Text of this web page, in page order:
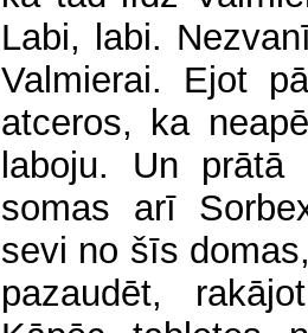
Labi, labi.
Valmierai. Ejot
atceros, ka
laboju. Un prātā
somas arī
sevi no šīs
pazaudēt,